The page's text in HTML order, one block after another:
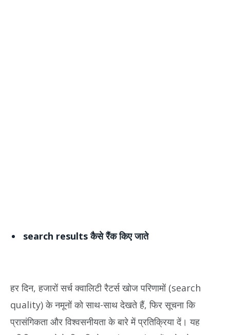
search results कैसे रैंक किए जाते
हर दिन, हजारों सर्च क्वालिटी रैटर्स खोज परिणामों (search
quality) के नमूनों को साथ-साथ देखते हैं, फिर सूचना कि
प्रासंगिकता और विश्वसनीयता के बारे में प्रतिक्रिया दें। यह